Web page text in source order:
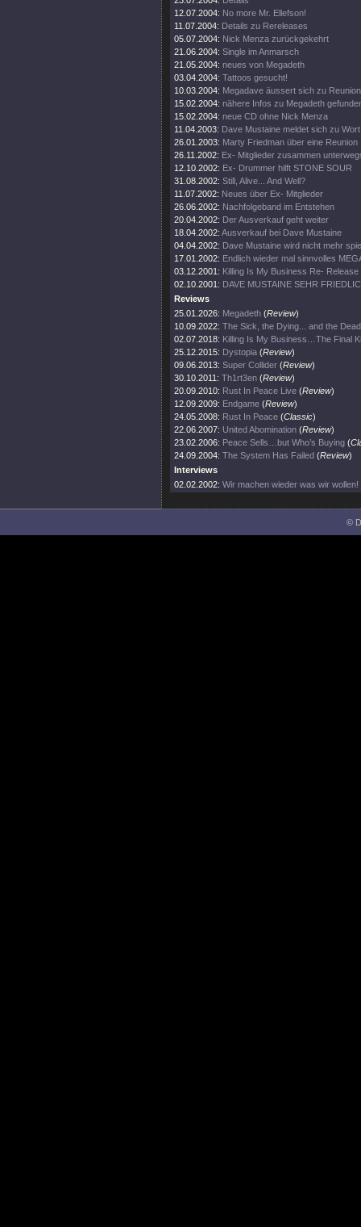
12.07.2004: No more Mr. Ellefson!
11.07.2004: Details zu Rereleases
05.07.2004: Nick Menza zurückgekehrt
21.06.2004: Single im Anmarsch
21.05.2004: neues von Megadeth
03.04.2004: Tattoos gesucht!
10.03.2004: Megadave äussert sich zu Reunion
15.02.2004: nähere Infos zu Megadeth
15.02.2004: neue CD ohne Nick Menza
11.04.2003: Dave Mustaine meldet sich zu Wort
26.01.2003: Marty Friedman über eine Reunion
26.11.2002: Ex- Mitglieder zusammen
12.10.2002: Ex- Drummer hilft STONE SOUR
31.08.2002: Still, Alive... And Well?
11.07.2002: Neues über Ex- Mitglieder
26.06.2002: Nachfolgeband im Entstehen
20.04.2002: Der Ausverkauf geht weiter
18.04.2002: Ausverkauf bei Dave Mustaine
04.04.2002: Dave Mustaine wird nicht mehr
17.01.2002: Endlich wieder mal sinnvolles
03.12.2001: Killing Is My Business Re- Release
02.10.2001: DAVE MUSTAINE SEHR
Reviews
25.01.2026: Megadeth (Review)
10.09.2022: The Sick, the Dying... and the
02.07.2018: Killing Is My Business…The Final
25.12.2015: Dystopia (Review)
09.06.2013: Super Collider (Review)
30.10.2011: Th1rt3en (Review)
20.09.2010: Rust In Peace Live (Review)
12.09.2009: Endgame (Review)
24.05.2008: Rust In Peace (Classic)
22.06.2007: United Abomination (Review)
23.02.2006: Peace Sells…but Who’s Buying (
24.09.2004: The System Has Failed (Review)
Interviews
02.02.2002: Wir machen wieder was wir wollen!
©